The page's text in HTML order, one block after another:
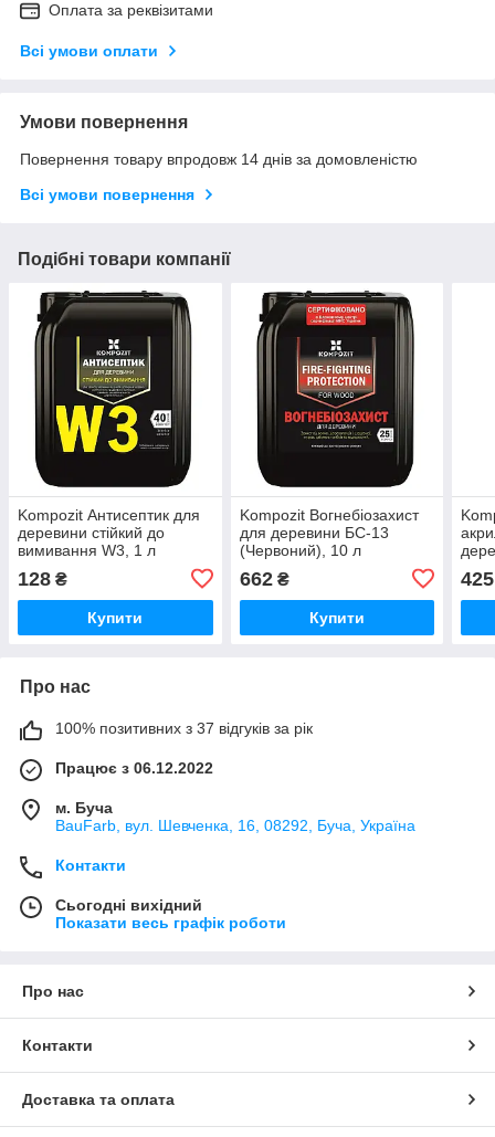
Оплата за реквізитами
Всі умови оплати
Умови повернення
Повернення товару впродовж 14 днів за домовленістю
Всі умови повернення
Подібні товари компанії
Kompozit Антисептик для
деревини стійкий до
вимивання W3, 1 л
128 ₴
Купити
Kompozit Вогнебіозахист
для деревини БС-13
(Червоний), 10 л
662₴
Купити
425
Про нас
100% позитивних з 37 відгуків за рік
Працює з 06.12.2022
м. Буча
BauFarb, вул. Шевченка, 16, 08292, Буча, Україна
Контакти
Сьогодні вихідний
Показати весь графік роботи
Про нас
Контакти
Доставка та оплата